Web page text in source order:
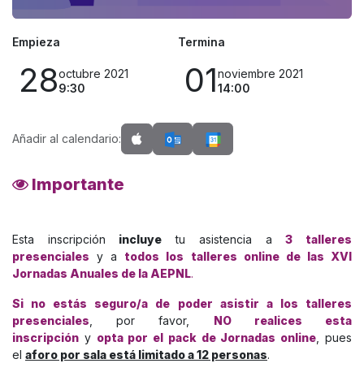
Empieza
28octubre 2021
9:30
Termina
01noviembre 2021
14:00
Añadir al calendario:
Importante
Esta inscripción incluye tu asistencia a3 talleres
presenciales y a todos los talleres online de las XVI
Jornadas Anuales de la AEPNL.
Si no estás seguro/a de poder asistir a los talleres
presenciales , por favor, NO realices esta
inscripción y opta por el pack de Jornadas online , pues
el aforo por sala está limitado a 12 personas.